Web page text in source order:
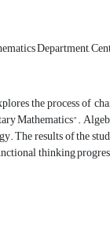
Department,
the process of
Mathematics".
The results of the
thinking